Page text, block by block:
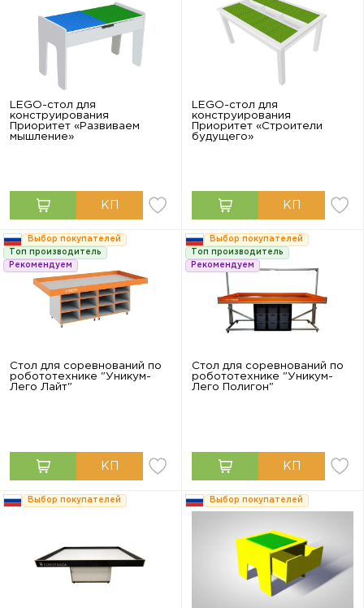
LEGO-стол для
конструирования
Приоритет «Развиваем
мышление»
LEGO-стол для
конструирования
Приоритет «Строители
будущего»
Выбор покупателей
Топ производитель
Рекомендуем
Стол для соревнований по
робототехнике "Уникум-
Лего Лайт"
Выбор покупателей
Топ производитель
Рекомендуем
Стол для соревнований по
робототехнике "Уникум-
Лего Полигон"
Выбор покупателей Выбор покупателей